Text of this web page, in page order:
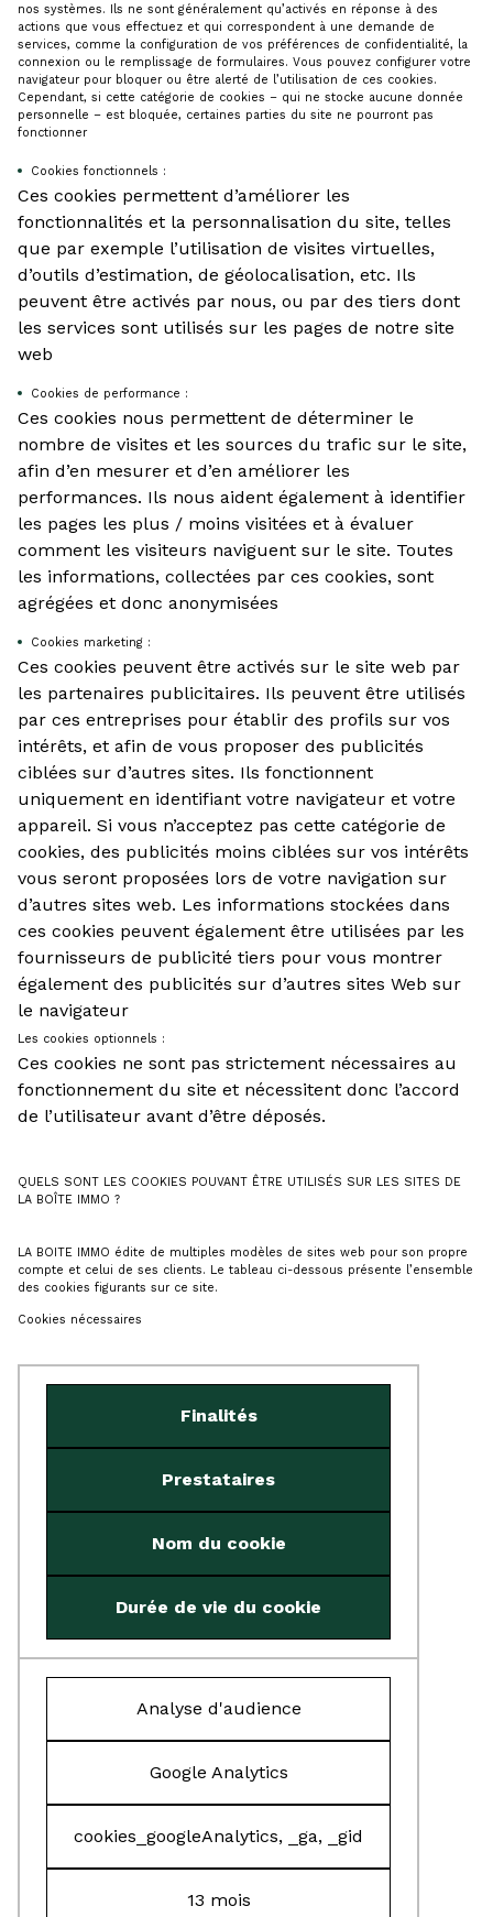
nos systèmes. Ils ne sont généralement qu’activés en réponse à des
actions que vous effectuez et qui correspondent à une demande de
services, comme la configuration de vos préférences de confidentialité, la
connexion ou le remplissage de formulaires. Vous pouvez configurer votre
navigateur pour bloquer ou être alerté de l’utilisation de ces cookies.
Cependant, si cette catégorie de cookies – qui ne stocke aucune donnée
personnelle – est bloquée, certaines parties du site ne pourront pas
fonctionner
Cookies fonctionnels :
Ces cookies permettent d’améliorer les
fonctionnalités et la personnalisation du site, telles
que par exemple l’utilisation de visites virtuelles,
d’outils d’estimation, de géolocalisation, etc. Ils
peuvent être activés par nous, ou par des tiers dont
les services sont utilisés sur les pages de notre site
web
Cookies de performance :
Ces cookies nous permettent de déterminer le
nombre de visites et les sources du trafic sur le site,
afin d’en mesurer et d’en améliorer les
performances. Ils nous aident également à identifier
les pages les plus / moins visitées et à évaluer
comment les visiteurs naviguent sur le site. Toutes
les informations, collectées par ces cookies, sont
agrégées et donc anonymisées
Cookies marketing :
Ces cookies peuvent être activés sur le site web par
les partenaires publicitaires. Ils peuvent être utilisés
par ces entreprises pour établir des profils sur vos
intérêts, et afin de vous proposer des publicités
ciblées sur d’autres sites. Ils fonctionnent
uniquement en identifiant votre navigateur et votre
appareil. Si vous n’acceptez pas cette catégorie de
cookies, des publicités moins ciblées sur vos intérêts
vous seront proposées lors de votre navigation sur
d’autres sites web. Les informations stockées dans
ces cookies peuvent également être utilisées par les
fournisseurs de publicité tiers pour vous montrer
également des publicités sur d’autres sites Web sur
le navigateur
Les cookies optionnels :
Ces cookies ne sont pas strictement nécessaires au
fonctionnement du site et nécessitent donc l’accord
de l’utilisateur avant d’être déposés.
QUELS SONT LES COOKIES POUVANT ÊTRE UTILISÉS SUR LES SITES DE
LA BOÎTE IMMO ?
LA BOITE IMMO édite de multiples modèles de sites web pour son propre
compte et celui de ses clients. Le tableau ci-dessous présente l’ensemble
des cookies figurants sur ce site.
Cookies nécessaires
Finalités
Prestataires
Nom du cookie
Durée de vie du cookie
Analyse d'audience
Google Analytics
cookies_googleAnalytics, _ga, _gid
13 mois